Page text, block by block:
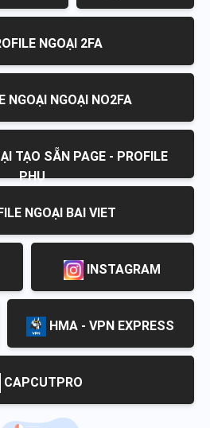
NGOẠI 2FA
NGOẠI NGOẠI NO2FA
TẠO SẴN PAGE - PROFILE
PHỤ
NGOẠI BAI VIET
INSTAGRAM
HMA - VPN EXPRESS
CAPCUTPRO